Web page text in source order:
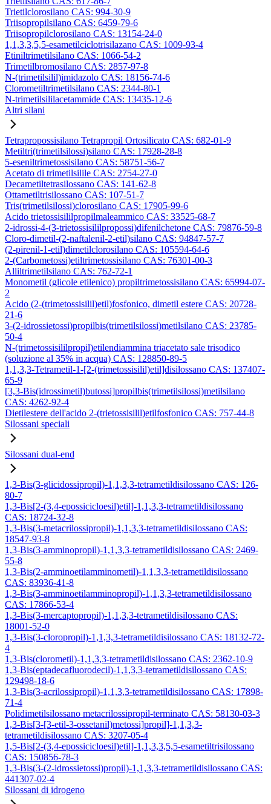
Trietilclorosilano CAS: 994-30-9
Triisopropilsilano CAS: 6459-79-6
Triisopropilclorosilano CAS: 13154-24-0
1,1,3,3,5,5-esametilciclotrisilazano CAS: 1009-93-4
Etiniltrimetilsilano CAS: 1066-54-2
Trimetilbromosilano CAS: 2857-97-8
N-(trimetilsilil)imidazolo CAS: 18156-74-6
Clorometiltrimetilsilano CAS: 2344-80-1
N-trimetilsililacetammide CAS: 13435-12-6
Altri silani
Tetrapropossisilano Tetrapropil Ortosilicato CAS: 682-01-9
Metiltri(trimetilsilossi)silano CAS: 17928-28-8
5-eseniltrimetossisilano CAS: 58751-56-7
Acetato di trimetilsilile CAS: 2754-27-0
Decametiltetrasilossano CAS: 141-62-8
Ottametiltrisilossano CAS: 107-51-7
Tris(trimetilsilossi)clorosilano CAS: 17905-99-6
Acido trietossisililpropilmaleammico CAS: 33525-68-7
2-idrossi-4-(3-trietossisililpropossi)difenilchetone CAS: 79876-59-8
Cloro-dimetil-(2-naftalenil-2-etil)silano CAS: 94847-57-7
(2-pirenil-1-etil)dimetilclorosilano CAS: 105594-64-6
2-(Carbometossi)etiltrimetossisilano CAS: 76301-00-3
Alliltrimetilsilano CAS: 762-72-1
Monometil (glicole etilenico) propiltrimetossisilano CAS: 65994-07-
2
Acido (2-(trimetossisilil)etil)fosfonico, dimetil estere CAS: 20728-
21-6
3-(2-idrossietossi)propilbis(trimetilsilossi)metilsilano CAS: 23785-
50-4
N-(trimetossisililpropil)etilendiammina triacetato sale trisodico
(soluzione al 35% in acqua) CAS: 128850-89-5
1,1,3,3-Tetrametil-1-[2-(trimetossisilil)etil]disilossano CAS: 137407-
65-9
[3,3-Bis(idrossimetil)butossi]propilbis(trimetilsilossi)metilsilano
CAS: 4262-92-4
Dietilestere dell'acido 2-(trietossisilil)etilfosfonico CAS: 757-44-8
Silossani speciali
Silossani dual-end
1,3-Bis(3-glicidossipropil)-1,1,3,3-tetrametildisilossano CAS: 126-
80-7
1,3-Bis[2-(3,4-epossicicloesil)etil]-1,1,3,3-tetrametildisilossano
CAS: 18724-32-8
1,3-Bis(3-metacrilossipropil)-1,1,3,3-tetrametildisilossano CAS:
18547-93-8
1,3-Bis(3-amminopropil)-1,1,3,3-tetrametildisilossano CAS: 2469-
55-8
1,3-Bis(2-amminoetilamminometil)-1,1,3,3-tetrametildisilossano
CAS: 83936-41-8
1,3-Bis(3-amminoetilamminopropil)-1,1,3,3-tetrametildisilossano
CAS: 17866-53-4
1,3-Bis(3-mercaptopropil)-1,1,3,3-tetrametildisilossano CAS:
18001-52-0
1,3-Bis(3-cloropropil)-1,1,3,3-tetrametildisilossano CAS: 18132-72-
4
1,3-Bis(clorometil)-1,1,3,3-tetrametildisilossano CAS: 2362-10-9
1,3-Bis(eptadecafluorodecil)-1,1,3,3-tetrametildisilossano CAS:
129498-18-6
1,3-Bis(3-acrilossipropil)-1,1,3,3-tetrametildisilossano CAS: 17898-
71-4
Polidimetilsilossano metacrilossipropil-terminato CAS: 58130-03-3
1,3-Bis[3-[3-etil-3-ossetanil)metossi]propil]-1,1,3,3-
tetrametildisilossano CAS: 3207-05-4
1,5-Bis[2-(3,4-epossicicloesil)etil]-1,1,3,3,5,5-esametiltrisilossano
CAS: 150856-78-3
1,3-Bis(3-(2-idrossietossi)propil)-1,1,3,3-tetrametildisilossano CAS:
441307-02-4
Silossani di idrogeno